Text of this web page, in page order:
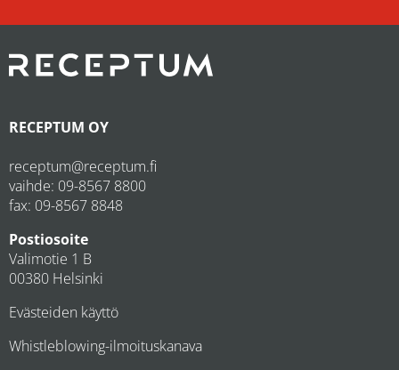
RECEPTUM OY
receptum@receptum.fi
vaihde: 09-8567 8800
fax: 09-8567 8848
Postiosoite
Valimotie 1 B
00380 Helsinki
Evästeiden käyttö
Whistleblowing-ilmoituskanava